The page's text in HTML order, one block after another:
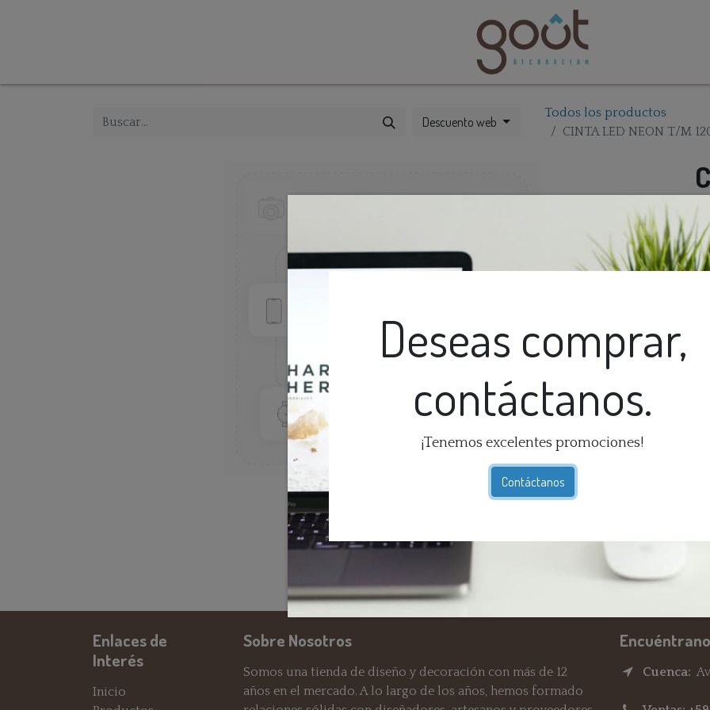
Deseas comprar,
contáctanos.
¡Tenemos excelentes promociones!
Contáctanos
Descuento web
Todos los productos
CINTA LED NEON T/M
Enlaces de
Interés
Inicio
Sobre Nosotros
Somos una tienda de diseño y decoración con más de 12
años en el mercado. A lo largo de los años, hemos formado
Cuenca: